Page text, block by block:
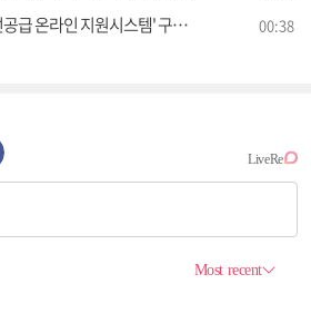
온라인 지원시스템' 구축 추진 00:38